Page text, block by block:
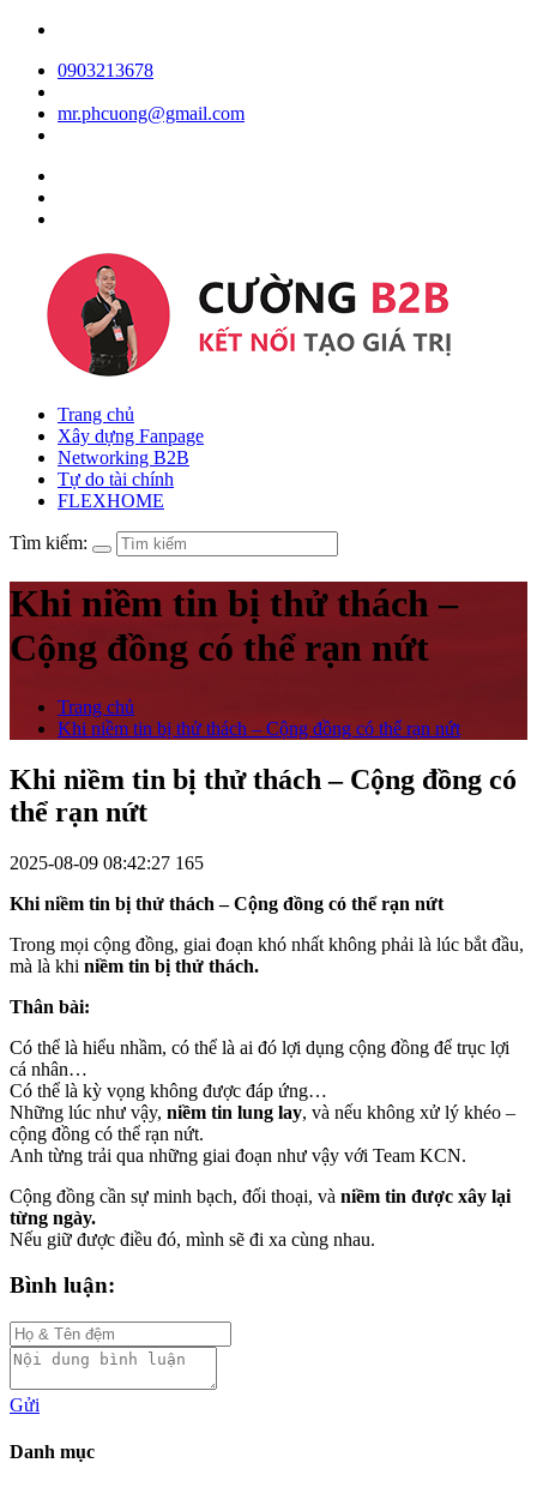
0903213678
mr.phcuong@gmail.com
Trang chủ
Xây dựng Fanpage
Networking B2B
Tự do tài chính
FLEXHOME
Tìm kiếm:
Khi niềm tin bị thử thách –
Cộng đồng có thể rạn nứt
Trang chủ
Khi niềm tin bị thử thách – Cộng đồng có thể rạn nứt
Khi niềm tin bị thử thách – Cộng đồng có
thể rạn nứt
2025-08-09 08:42:27 165
Khi niềm tin bị thử thách – Cộng đồng có thể rạn nứt
Trong mọi cộng đồng, giai đoạn khó nhất không phải là lúc bắt đầu,
mà là khi niềm tin bị thử thách.
Thân bài:
Có thể là hiểu nhầm, có thể là ai đó lợi dụng cộng đồng để trục lợi
cá nhân…
Có thể là kỳ vọng không được đáp ứng…
Những lúc như vậy, niềm tin lung lay, và nếu không xử lý khéo –
cộng đồng có thể rạn nứt.
Anh từng trải qua những giai đoạn như vậy với Team KCN.
Cộng đồng cần sự minh bạch, đối thoại, và niềm tin được xây lại
từng ngày.
Nếu giữ được điều đó, mình sẽ đi xa cùng nhau.
Bình luận:
Gửi
Danh mục